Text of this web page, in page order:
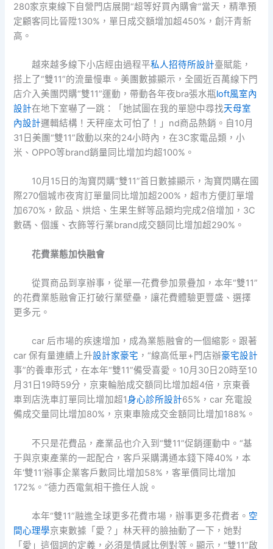
280家京東線下自營門店展開“超等好買內購會”當天，精準預
定顧客同比晉陞130%，單日成交額增加超450%，創汗青新
高。
越來越多線下小店經由過程平私人招待所設計臺賦能，
搭上了“雙11”的流量慢車。美團數據顯示，全國近百萬線下門
店介入美團閃購“雙11”運動，帶動各年夜bra張水瓶loft風室內
設計在地下室嚇了一跳：「她試圖在我的單戀中尋找天母室
內設計邏輯結構！天秤座太可怕了！」nd商品熱銷。自10月
31日美團“雙11”啟動以來的24小時內，在3C家電品類，小
米、OPPO等brand銷量同比增加均超100%。
10月15日的淘寶閃購“雙11”首日數據顯示，淘寶閃購在國
際270個城市夜宵訂單量同比增加超200%，超市方便訂單增
加670%，飲品、烘焙、生果生鮮等品類均完成2倍增加，3C
數碼、個護、衣飾等行業brand成交額同比增加超290%。
花費業態加快融會
從買商品到享辦事，從單一花費參加景疊加，本年“雙11”
的花費業態融會正打破行業壁壘，讓花費體驗更豐盛、選擇
更多元。
car 后市場的疾速增加，成為業態融會的一個縮影。跟著
car 保有量連續上升設計家豪宅 ，“線高低單+門店辦豪宅設計
事”的養車形式，在本年“雙11”備受喜愛。10月30日20時至10
月31日19時59分，京東輪胎成交額同比增加超4倍，京東養
車到店洗車訂單同比增加超1身心診所設計65%，car 充電設
備成交量同比增加80%，京東車險成交金額同比增加188%。
不只是花費品，產業品也介入到“雙11”促銷運動中。“基
于與京東產業的一起配合，客戶采購溝通本錢下降40%，本
年‘雙11’辦事企業客戶數同比增加58%，客單價同比增加
172%。”德力西電氣相干擔任人說。
本年“雙11”融進全球更多花費市場，辦事更多花費者。 空
間心理學京東數據「愛？」林天秤的臉抽動了一下，她對
「愛」這個詞的定義，必須是情感比例對等。顯示，“雙11”啟